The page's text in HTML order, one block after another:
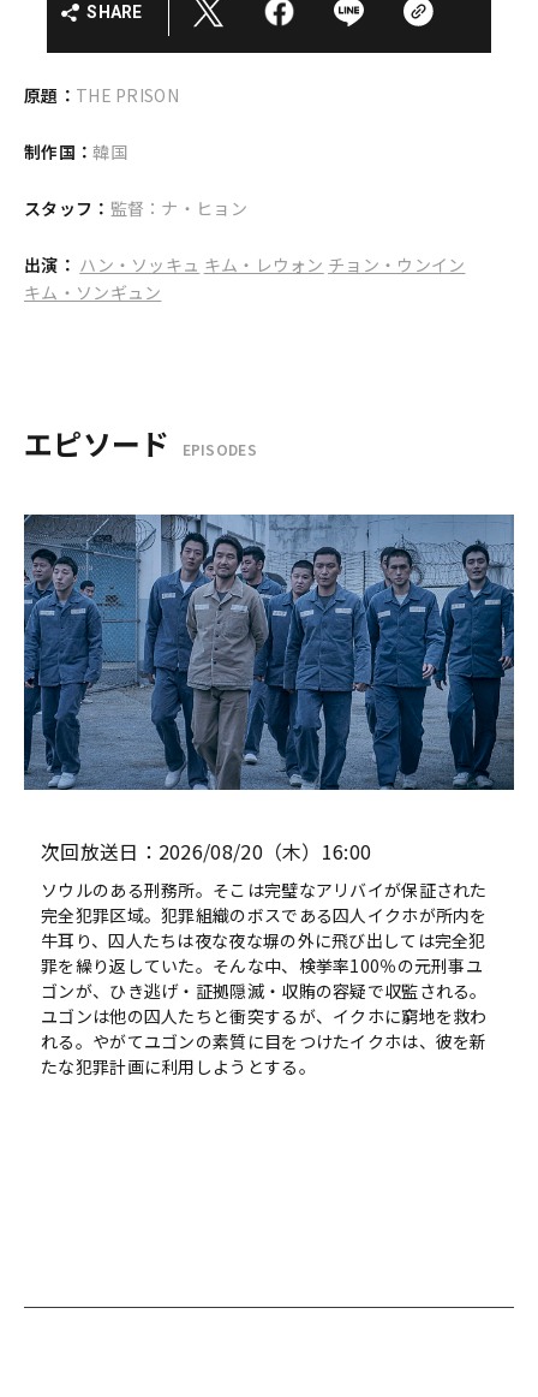
SHARE
原題： THE PRISON
制作国：韓国
スタッフ： 監督：ナ・ヒョン
出演： ハン・ソッキュ キム・レウォン チョン・ウンイン
キム・ソンギュン
エピソード EPISODES
次回放送日：2026/08/20（木）16:00
ソウルのある刑務所。そこは完璧なアリバイが保証された
完全犯罪区域。犯罪組織のボスである囚人イクホが所内を
牛耳り、囚人たちは夜な夜な塀の外に飛び出しては完全犯
罪を繰り返していた。そんな中、検挙率100％の元刑事ユ
ゴンが、ひき逃げ・証拠隠滅・収賄の容疑で収監される。
ユゴンは他の囚人たちと衝突するが、イクホに窮地を救わ
れる。やがてユゴンの素質に目をつけたイクホは、彼を新
たな犯罪計画に利用しようとする。